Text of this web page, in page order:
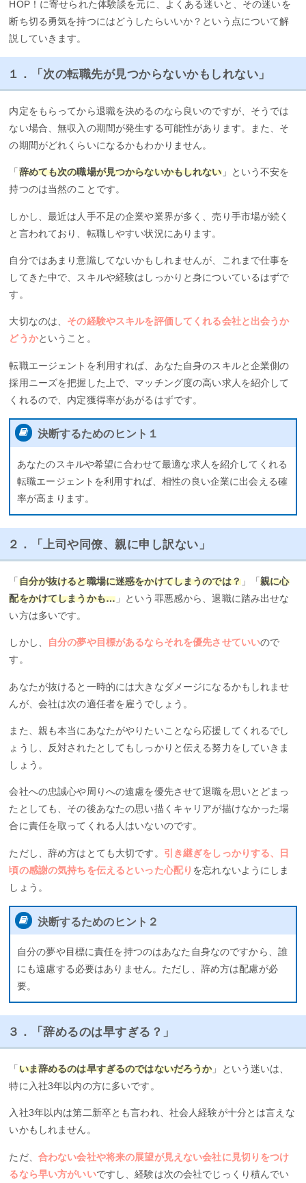
HOP！に寄せられた体験談を元に、よくある迷いと、その迷いを
断ち切る勇気を持つにはどうしたらいいか？という点について解
説していきます。
１．「次の転職先が見つからないかもしれない」
内定をもらってから退職を決めるのなら良いのですが、そうでは
ない場合、無収入の期間が発生する可能性があります。また、そ
の期間がどれくらいになるかもわかりません。
「 辞めても次の職場が見つからないかもしれない」という不安を
持つのは当然のことです。
しかし、最近は人手不足の企業や業界が多く、売り手市場が続く
と言われており、転職しやすい状況にあります。
自分ではあまり意識してないかもしれませんが、これまで仕事を
してきた中で、スキルや経験はしっかりと身についているはずで
す。
大切なのは、 その経験やスキルを評価してくれる会社と出会うか
どうかということ。
転職エージェントを利用すれば、あなた自身のスキルと企業側の
採用ニーズを把握した上で、マッチング度の高い求人を紹介して
くれるので、内定獲得率があがるはずです。
決断するためのヒント１
あなたのスキルや希望に合わせて最適な求人を紹介してくれる
転職エージェントを利用すれば、相性の良い企業に出会える確
率が高まります。
２．「上司や同僚、親に申し訳ない」
「 自分が抜けると職場に迷惑をかけてしまうのでは？」「親に心
配をかけてしまうかも… 」という罪悪感から、退職に踏み出せな
い方は多いです。
しかし、 自分の夢や目標があるならそれを優先させていいので
す。
あなたが抜けると一時的には大きなダメージになるかもしれませ
んが、会社は次の適任者を雇うでしょう。
また、親も本当にあなたがやりたいことなら応援してくれるでし
ょうし、反対されたとしてもしっかりと伝える努力をしていきま
しょう。
会社への忠誠心や周りへの遠慮を優先させて退職を思いとどまっ
たとしても、その後あなたの思い描くキャリアが描けなかった場
合に責任を取ってくれる人はいないのです。
ただし、辞め方はとても大切です。 引き継ぎをしっかりする、日
頃の感謝の気持ちを伝えるといった心配り を忘れないようにしま
しょう。
決断するためのヒント２
自分の夢や目標に責任を持つのはあなた自身なのですから、誰
にも遠慮する必要はありません。ただし、辞め方は配慮が必
要。
３．「辞めるのは早すぎる？」
「 いま辞めるのは早すぎるのではないだろうか」という迷いは、
特に入社3年以内の方に多いです。
入社3年以内は第二新卒とも言われ、社会人経験が十分とは言えな
いかもしれません。
ただ、 合わない会社や将来の展望が見えない会社に見切りをつけ
るなら早い方がいいですし、経験は次の会社でじっくり積んでい